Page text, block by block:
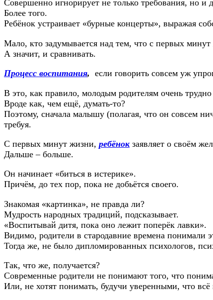
Совершенно игнорирует не только требования, но и
Более того.
Ребёнок устраивает «бурные концерты», выражая
Мало, кто задумывается над тем, что с первых
А значит, и сравнивать.
Процесс воспитания, если говорить совсем уж
В это, как правило, молодым родителям очень трудно
Вроде как, чем ещё, думать-то?
Поэтому, сначала малышу (полагая, что он совсем
требуя.
С первых минут жизни, ребёнокзаявляет о своём
Дальше – больше.
Он начинает «биться в истерике».
Причём, до тех пор, пока не добьётся своего.
Знакомая «картинка», не правда ли?
Мудрость народных традиций, подсказывает.
«Воспитывай дитя, пока оно лежит поперёк лавки».
Видимо, родители в стародавние времена понимали
Тогда же, не было дипломированных психологов,
Так, что же, получается?
Современные родители не понимают того, что
Или, не хотят понимать, будучи уверенными, что всё